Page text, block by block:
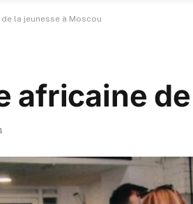
la jeunesse à Moscou
africaine